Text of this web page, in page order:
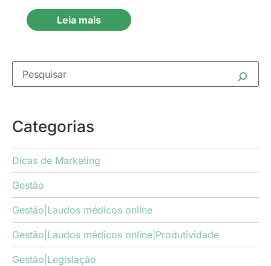
Leia mais
Categorias
Dicas de Marketing
Gestão
Gestão|Laudos médicos online
Gestão|Laudos médicos online|Produtividade
Gestão|Legislação